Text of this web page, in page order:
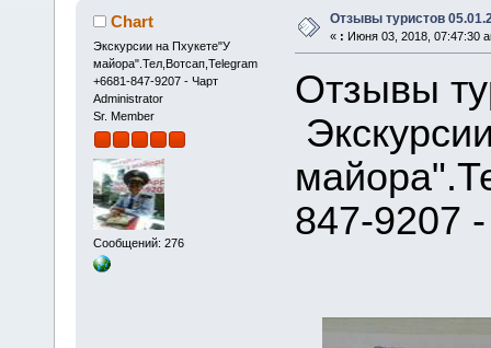
Chart
Экскурсии на Пхукете"У
майора".Тел,Вотсап,Telegram
+6681-847-9207 - Чарт
Administrator
Sr. Member
Сообщений: 276
Отзывы туристов
« : Июня 03, 2018, 07:47:30
Отзывы
847-9207